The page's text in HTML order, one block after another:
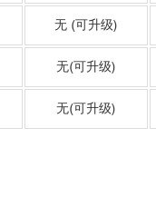
无 (可升级)
无(可升级)
无(可升级)